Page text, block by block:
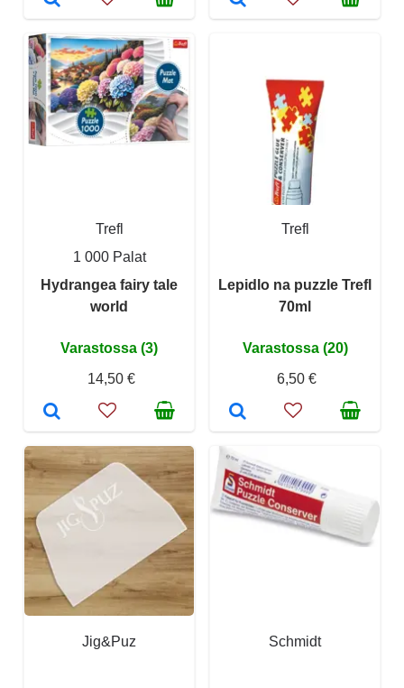
Trefl
1 000 Palat
Hydrangea fairy tale
world
Varastossa (3)
14,50 €
Trefl
Lepidlo na puzzle Trefl
70ml
Varastossa (20)
6,50 €
Jig&Puz Schmidt